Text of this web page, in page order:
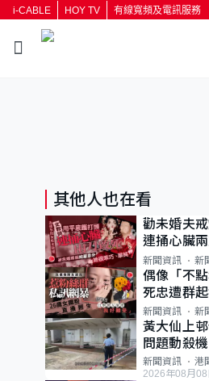
i-CABLE HOY TV 有線寬頻及電訊服務
其他人也在看
勸未婚夫
連捅心臟
已上訴
新聞資訊 新
偶像「不
死忠遭群
後輕生
新聞資訊 新
黃大仙上
問題動殺
鄰居後墮斃
新聞資訊 港
2026年08月08